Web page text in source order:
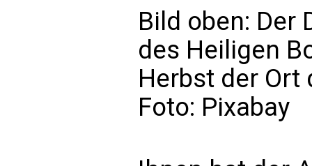
Bild oben: Der
des Heiligen
Herbst der
Foto: Pixabay